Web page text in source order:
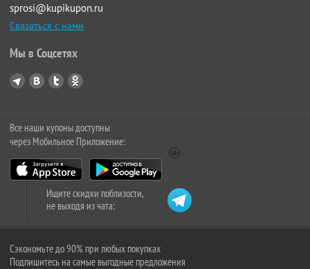
sprosi@kupikupon.ru
Связаться с нами
Мы в Соцсетях
Все наши купоны доступны
через Мобильное Приложение:
Ищите скидки поблизости,
не выходя из чата:
Сэкономьте до 90% при любых покупках
Подпишитесь на самые выгодные предложения